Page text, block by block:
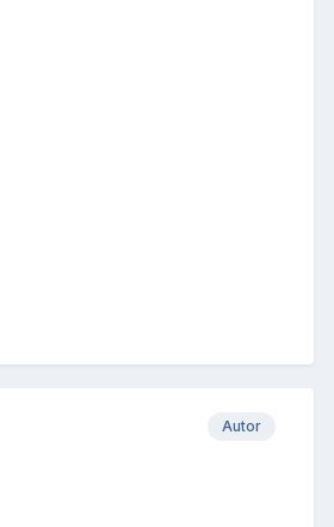
Autor